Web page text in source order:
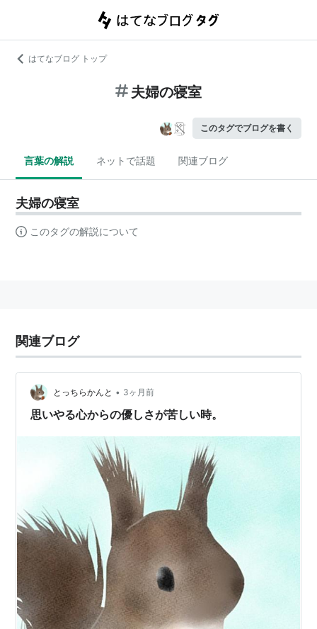
はてなブログ トップ
夫婦の寝室
このタグでブログを書く
言葉の解説 ネットで話題 関連ブログ
夫婦の寝室
このタグの解説について
関連ブログ
とっちらかんと • 3ヶ月前
思いやる心からの優しさが苦しい時。